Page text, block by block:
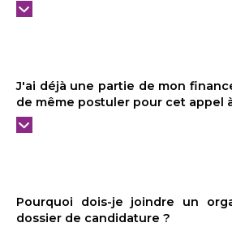
J'ai déjà une partie de mon
de même postuler pour cet appel
Pourquoi dois-je joindre un
dossier de candidature ?